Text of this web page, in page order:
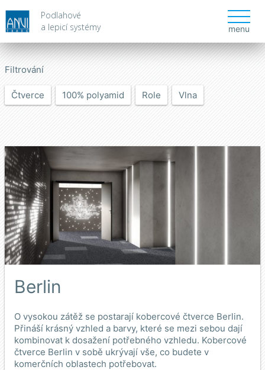
Podlahové
a lepicí systémy
menu
Filtrování
Čtverce 100% polyamid Role Vlna
Berlin
O vysokou zátěž se postarají kobercové čtverce Berlin.
Přináší krásný vzhled a barvy, které se mezi sebou dají
kombinovat k dosažení potřebného vzhledu. Kobercové
čtverce Berlin v sobě ukrývají vše, co budete v
komerčních oblastech potřebovat.